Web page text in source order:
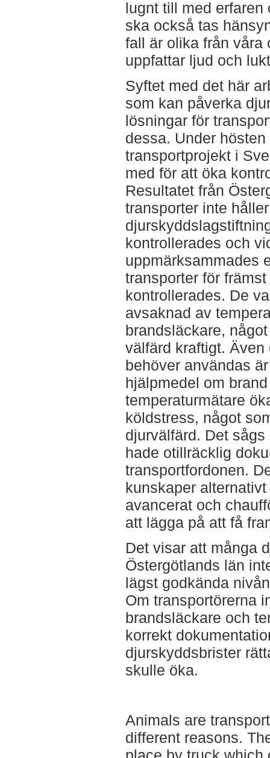
lugnt till med erfaren
ska också tas
fall är olika från våra
uppfattar ljud och
Syftet med det här
som kan påverka
lösningar för
dessa. Under
transportprojekt i
med för att öka
Resultatet från
transporter inte
kontrollerades och
uppmärksammades
transporter för
kontrollerades. De
avsaknad av
brandsläckare,
välfärd kraftigt.
behöver användas
hjälpmedel om
temperaturmätare
köldstress, något
djurvälfärd. Det
hade otillräcklig
transportfordonen.
kunskaper
avancerat och
att lägga på att få
Det visar att många
Östergötlands län
lägst godkända
Om transportörerna
brandsläckare och
korrekt
djurskyddsbrister
skulle öka.
Animals are
different reasons.